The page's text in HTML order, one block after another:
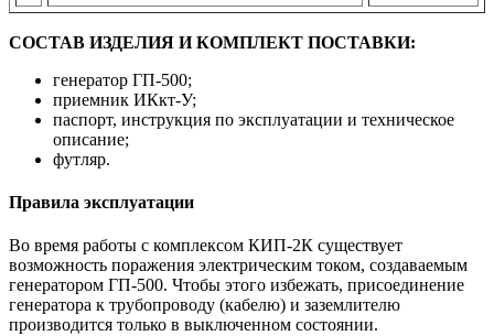
СОСТАВ ИЗДЕЛИЯ И КОМПЛЕКТ ПОСТАВКИ:
генератор ГП-500;
приемник ИКкт-У;
паспорт, инструкция по эксплуатации и техническое
описание;
футляр.
Правила эксплуатации
Во время работы с комплексом КИП-2К существует
возможность поражения электрическим током, создаваемым
генератором ГП-500. Чтобы этого избежать, присоединение
генератора к трубопроводу (кабелю) и заземлителю
производится только в выключенном состоянии.